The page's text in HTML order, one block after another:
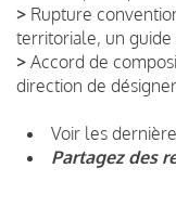
> Rupture
territoriale, un guide
> Accord de
direction de
Voir les
Partagez des